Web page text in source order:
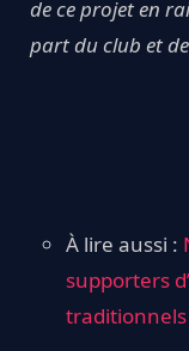
de ce projet en
part du club et
À lire aussi :
supporters